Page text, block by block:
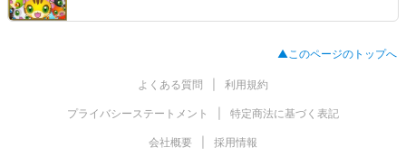
▲このページのトップへ
よくある質問 利用規約
プライバシーステートメント 特定商法に基づく表記
会社概要 採用情報